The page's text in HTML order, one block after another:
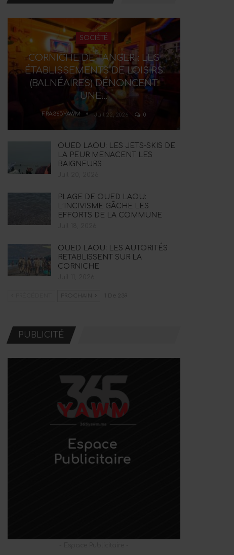
SOCIÉTÉ
CORNICHE DE TANGER : LES
ÉTABLISSEMENTS DE LOISIRS
(BALNÉAIRES) DÉNONCENT
UNE…
FRA365YAWM Juil 22, 2026 0
OUED LAOU: LES JETS-SKIS DE
LA PEUR MENACENT LES
BAIGNEURS
PLAGE DE OUED LAOU:
L’INCIVISME GÂCHE LES
EFFORTS DE LA COMMUNE
OUED LAOU: LES AUTORITÉS
RETABLISSENT SUR LA
CORNICHE
PROCHAIN 1 De 239
PUBLICITÉ